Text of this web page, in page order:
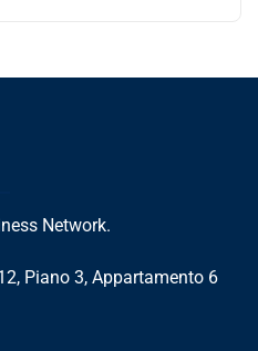
Network.
Piano 3, Appartamento 6